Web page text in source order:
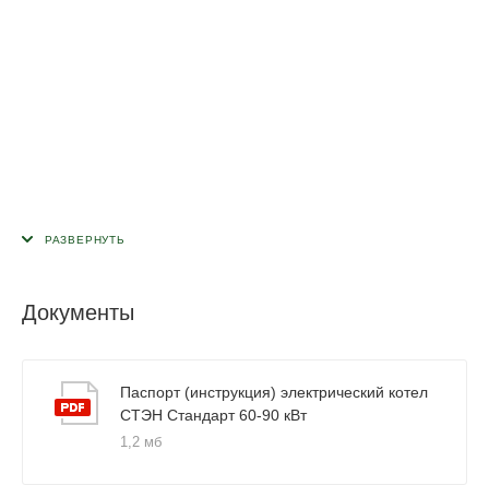
Документы
Паспорт (инструкция) электрический котел
СТЭН Стандарт 60-90 кВт
1,2 мб